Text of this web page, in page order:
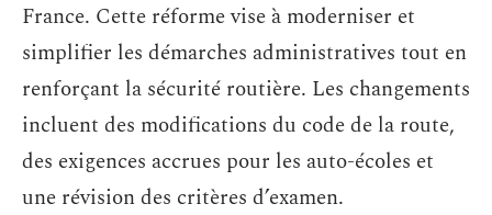
France. Cette réforme vise à moderniser et
simplifier les démarches administratives tout en
renforçant la sécurité routière. Les changements
incluent des modifications du code de la route,
des exigences accrues pour les auto-écoles et
une révision des critères d’examen.